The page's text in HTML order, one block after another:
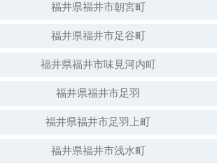
福井県福井市朝宮町
福井県福井市足谷町
福井県福井市味見河内町
福井県福井市足羽
福井県福井市足羽上町
福井県福井市浅水町